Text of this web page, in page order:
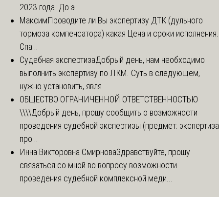
2023 года. До э...
МаксимПроводите ли Вы экспертизу ДТК (дульного
тормоза компенсатора) какая Цена и сроки исполнения.
Спа...
Судебная экспертизаДобрый день, нам необходимо
выполнить экспертизу по ЛКМ. Суть в следующем,
нужно установить, явля...
ОБЩЕСТВО ОГРАНИЧЕННОЙ ОТВЕТСТВЕННОСТЬЮ
\\\\Добрый день, прошу сообщить о возможности
проведения судебной экспертизы (предмет: экспертиза
про...
Инна Викторовна СмирноваЗдравствуйте, прошу
связаться со мной во вопросу возможности
проведения судебной комплексной меди...